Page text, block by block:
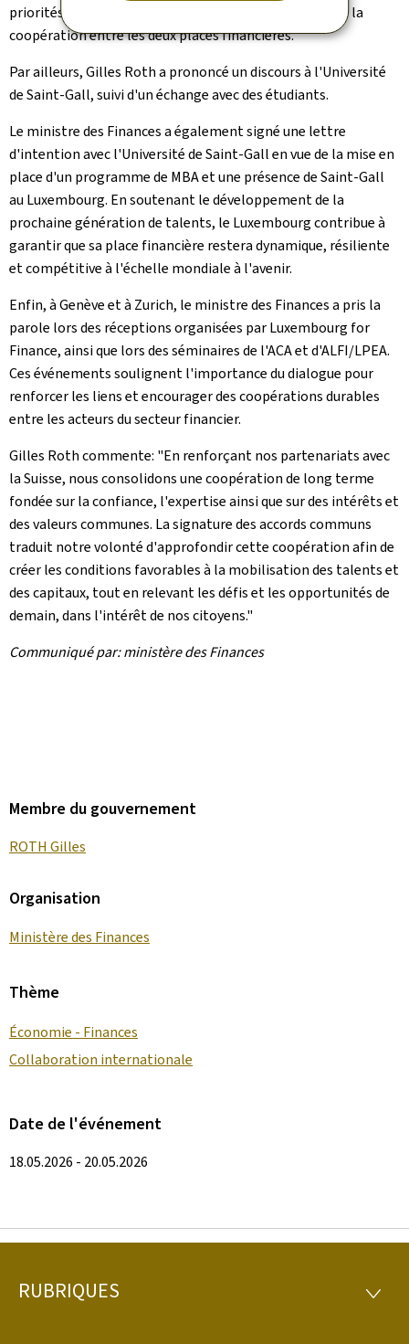
priorités communes afin de renforcer et d'approfondir la
coopération entre les deux places financières.
Par ailleurs, Gilles Roth a prononcé un discours à l'Université
de Saint-Gall, suivi d'un échange avec des étudiants.
Le ministre des Finances a également signé une lettre
d'intention avec l'Université de Saint-Gall en vue de la mise en
place d'un programme de MBA et une présence de Saint-Gall
au Luxembourg. En soutenant le développement de la
prochaine génération de talents, le Luxembourg contribue à
garantir que sa place financière restera dynamique, résiliente
et compétitive à l'échelle mondiale à l'avenir.
Enfin, à Genève et à Zurich, le ministre des Finances a pris la
parole lors des réceptions organisées par Luxembourg for
Finance, ainsi que lors des séminaires de l'ACA et d'ALFI/LPEA.
Ces événements soulignent l'importance du dialogue pour
renforcer les liens et encourager des coopérations durables
entre les acteurs du secteur financier.
Gilles Roth commente: "En renforçant nos partenariats avec
la Suisse, nous consolidons une coopération de long terme
fondée sur la confiance, l'expertise ainsi que sur des intérêts et
des valeurs communes. La signature des accords communs
traduit notre volonté d'approfondir cette coopération afin de
créer les conditions favorables à la mobilisation des talents et
des capitaux, tout en relevant les défis et les opportunités de
demain, dans l'intérêt de nos citoyens."
Communiqué par: ministère des Finances
Membre du gouvernement
ROTH Gilles
Organisation
Ministère des Finances
Thème
Économie - Finances
Collaboration internationale
Date de l'événement
18.05.2026 - 20.05.2026
Pied
RUBRIQUES